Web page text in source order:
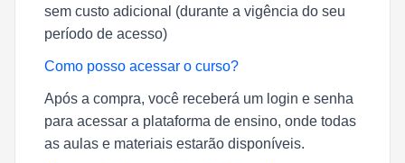
sem custo adicional (durante a vigência do seu
período de acesso)
Como posso acessar o curso?
Após a compra, você receberá um login e senha
para acessar a plataforma de ensino, onde todas
as aulas e materiais estarão disponíveis.